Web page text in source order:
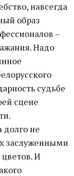
навсегда
образ
–
Надо
судьбе
сцене
долго не
заслуженными
И